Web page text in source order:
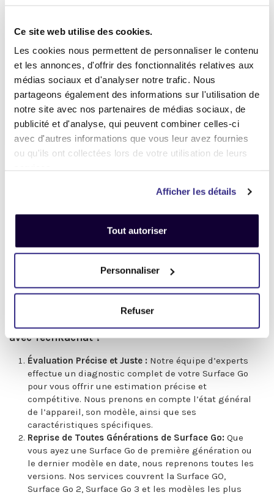
Ce site web utilise des cookies.
Les cookies nous permettent de personnaliser le contenu
et les annonces, d'offrir des fonctionnalités relatives aux
médias sociaux et d'analyser notre trafic. Nous
partageons également des informations sur l'utilisation de
notre site avec nos partenaires de médias sociaux, de
publicité et d'analyse, qui peuvent combiner celles-ci
avec d'autres informations que vous leur avez fournies
ou qu'ils ont collectées lors de votre utilisation de leurs
Afficher les détails
Tout autoriser
Personnaliser
Refuser
Microsoft Surface Go 2 Intel
Pentium
Tarification après estimation
0,00 €
Vendre
Reprise Microsoft Surface Go – Obtenez la
Meilleure Offre pour votre Appareil
Vous possédez un Microsoft Surface Go que vous n’utilisez
plus ou que vous souhaitez remplacer par une version plus
solution simple, rapide et avantageuse pour la reprise de
votre Microsoft Surface Go, toutes générations confondues.
garantissons une estimation au meilleur prix, un
processus transparent et un paiement sécurisé.
Pourquoi Revendre votre Microsoft Surface Go
avec TechRachat ?
Évaluation Précise et Juste : Notre équipe d’experts
effectue un diagnostic complet de votre Surface Go
pour vous offrir une estimation précise et
compétitive. Nous prenons en compte l’état général
de l’appareil, son modèle, ainsi que ses
caractéristiques spécifiques.
Reprise de Toutes Générations de Surface Go: Que
vous ayez une Surface Go de première génération ou
le dernier modèle en date, nous reprenons toutes les
versions. Nos services couvrent la Surface GO,
Surface Go 2, Surface Go 3 et les modèles les plus